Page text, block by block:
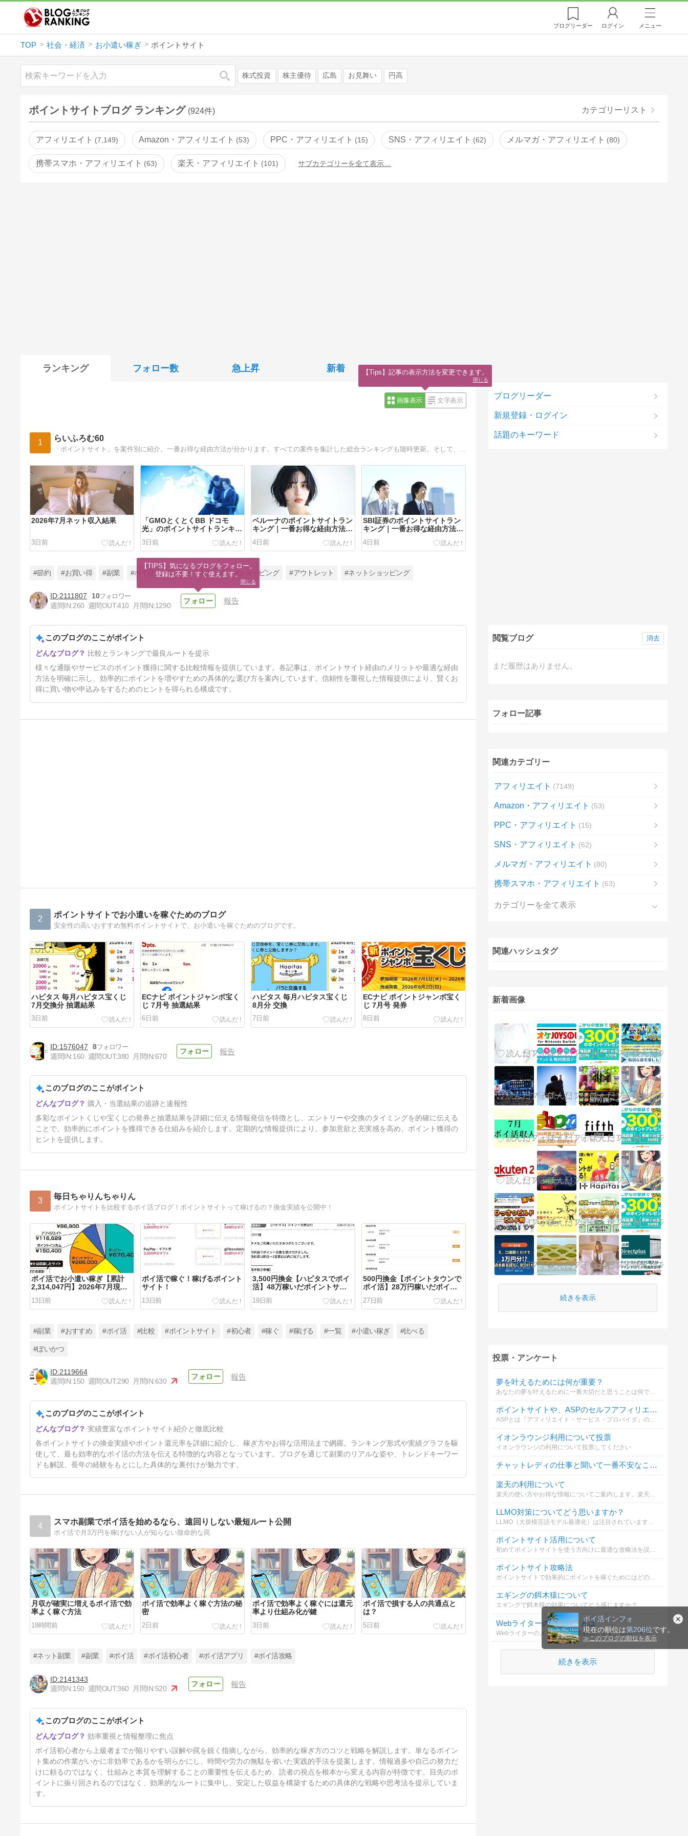
ポイ活インフォ
現在の順位は第206位です。
≫このブログの順位を表示
ブログリーダー ログイン メニュー
TOP 社会・経済 お小遣い稼ぎ ポイントサイト
検索 株式投資 株主優待 広島 お見舞い 円高
ポイントサイトブログ ランキング (924件) カテゴリーリスト
アフィリエイト 7,149 Amazon・アフィリエイト 53 PPC・アフィリエイト 15 SNS・アフィリエイト 62 メルマガ・アフィリエイト 80
携帯スマホ・アフィリエイト 63 楽天・アフィリエイト 101 サブカテゴリーを全て表示…
ランキング フォロー数 急上昇 新着
画像表示 文字表示
1 らいふろむ60
2026年7月ネット収入結果
3日前
「GMOとくとくBB ドコモ
光」のポイントサイトランキン
【2026年8月最新】
3日前
ベルーナのポイントサイトラン
キング｜一番お得な経由方法
4日前
SBI証券のポイントサイトラン
キング｜一番お得な経由方法
4日前
トサイトランキング｜一番お得
な経由方法【2026年8月最新】
6日前
#節約 #お買い得 #副業 #ポイ活 #買い物 #フリマ #ショッピング #アウトレット #ネットショッピング
2111807
10
週間IN:260 週間OUT:410 月間IN:1290
報告
このブログのここがポイント
比較とランキングで最良ルートを提示
様々な通販やサービスのポイント獲得に関する比較情報を提供しています。各記事は、ポイントサイト経由のメリットや最適な経由
方法を明確に示し、効率的にポイントを増やすための具体的な選び方を案内しています。信頼性を重視した情報提供により、賢くお
得に買い物や申込みをするためのヒントを得られる構成です。
2 ポイントサイトでお小遣いを稼ぐためのブログ
安全性の高いおすすめ無料ポイントサイトで、お小遣いを稼ぐためのブログです。
ハピタス 毎月ハピタス宝くじ
7月交換分 抽選結果
3日前
ECナビ ポイントジャンボ宝く
じ 7月号 抽選結果
6日前
ハピタス 毎月ハピタス宝くじ
8月分 交換
7日前
ECナビ ポイントジャンボ宝く
じ 7月号 発券
8日前
ハピタス 毎月ハピタス宝くじ
6月交換分 抽選結果
34日前
1576047
8
週間IN:160 週間OUT:380 月間IN:670
報告
このブログのここがポイント
購入・当選結果の追跡と速報性
多彩なポイントくじや宝くじの発券と抽選結果を詳細に伝える情報発信を特徴とし、エントリーや交換のタイミングを的確に伝える
ことで、効率的にポイントを獲得できる仕組みを紹介します。定期的な情報提供により、参加意欲と充実感を高め、ポイント獲得の
ヒントを提供します。
3 毎日ちゃりんちゃりん
ポイントサイトを比較するポイ活ブログ！ポイントサイトって稼げるの？換金実績を公開中！
ポイ活でお小遣い稼ぎ【累計
2,314,047円】2026年7月現在
13日前
ポイ活で稼ぐ！稼げるポイント
サイト！
13日前
3,500円換金【ハピタスでポイ
活】48万稼いだポイントサイ
19日前
500円換金【ポイントタウンで
ポイ活】28万円稼いだポイン
27日前
1,000円換金【ちょびリッチで
ポイ活】稼げるポイント♪
#副業 #おすすめ #ポイ活 #比較 #ポイントサイト #初心者 #稼ぐ #稼げる #一覧 #小遣い稼ぎ #比べる
#ぽいかつ
2119664
週間IN:150 週間OUT:290 月間IN:630
報告
このブログのここがポイント
実績豊富なポイントサイト紹介と徹底比較
各ポイントサイトの換金実績やポイント還元率を詳細に紹介し、稼ぎ方やお得な活用法まで網羅。ランキング形式や実績グラフを駆
使して、最も効率的なポイ活の方法を伝える特徴的な内容となっています。ブログを通じて副業のリアルな姿や、トレンドキーワー
ドも解説、長年の経験をもとにした具体的な裏付けが魅力です。
4 スマホ副業でポイ活を始めるなら、遠回りしない最短ルート公開
ポイ活で月3万円を稼げない人が知らない致命的な罠
月収が確実に増えるポイ活で効
率よく稼ぐ方法
18時間前
ポイ活で効率よく稼ぐ方法の秘
密
2日前
ポイ活で効率よく稼ぐには還元
率より仕組み化が鍵
3日前
ポイ活で損する人の共通点と
は？
5日前
実
5日前
#ネット副業 #副業 #ポイ活 #ポイ活初心者 #ポイ活アプリ #ポイ活攻略
2141343
週間IN:150 週間OUT:360 月間IN:520
報告
このブログのここがポイント
効率重視と情報整理に焦点
ポイ活初心者から上級者までが陥りやすい誤解や罠を鋭く指摘しながら、効率的な稼ぎ方のコツと戦略を解説します。単なるポイン
ト集めの作業がいかに非効率であるかを明らかにし、時間や労力の無駄を省いた実践的手法を提案します。情報過多や自己の努力だ
けに頼るのではなく、仕組みと本質を理解することの重要性を伝えるため、読者の視点を根本から変える内容が特徴です。目先のポ
イントに振り回されるのではなく、効果的なルートに集中し、安定した収益を構築するための具体的な戦略や思考法を提示していま
す。
ブログリーダー
新規登録・ログイン
話題のキーワード
閲覧ブログ
まだ履歴はありません。
消去
フォロー記事
関連カテゴリー
アフィリエイト 7149
Amazon・アフィリエイト 53
PPC・アフィリエイト 15
SNS・アフィリエイト 62
メルマガ・アフィリエイト 80
携帯スマホ・アフィリエイト 63
カテゴリーを全て表示
関連ハッシュタグ
新着画像
続きを表示
投票・アンケート
夢を叶えるためには何が重要？
あなたの夢を叶えるために一番大切だと思うことは何ですか？
ポイントサイトや、ASPのセルフアフィリエイトは利用していますか？
ASPとは『アフィリエイト・サービス・プロバイダ』のことです。バリューコマース、A8.net、リンクシェア、アクセストレード等。
イオンラウンジ利用について投票
イオンラウンジの利用について投票してください
チャットレディの仕事と聞いて一番不安なことは？
楽天の利用について
LLMO対策についてどう思いますか？
LLMO（大規模言語モデル最適化）は注目されていますが、SEOとの違いや対策についてどう考えますか？詳しく解説しています。
ポイントサイト活用について
初めてポイントサイトを使う方向けに最適な攻略法を説明します。簡単に始められるので是非参考にしてください。
ポイントサイト攻略法
ポイントサイトで効果的にポイントを稼ぐためにはどのような方法が必要か選んでください
エギングの餌木猿について
エギングで餌木猿の効果についてどう感じますか？
Webライターのメリットとは
Webライターのメリットを徹底解説します。Webライターの魅力や成長のポイントを知り、副業としての可能性を探りましょう。
続きを表示
【TIPS】気になるブログをフォロー。
登録は不要！すぐ使えます。
閉じる
【Tips】記事の表示方法を変更できます。
閉じる